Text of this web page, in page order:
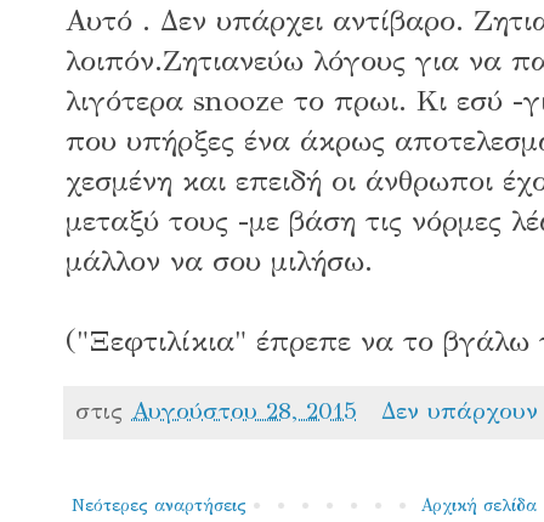
Αυτό . Δεν υπάρχει αντίβαρο.
λοιπόν.Ζητιανεύω λόγους για να
λιγότερα snooze το πρωι. Κι εσύ -
που υπήρξες ένα άκρως
χεσμένη και επειδή οι άνθρωποι
μεταξύ τους -με βάση τις νόρμες
μάλλον να σου μιλήσω.
("Ξεφτιλίκια" έπρεπε να το
στις Αυγούστου 28, 2015 Δεν
Νεότερες αναρτήσεις Αρχική σελίδα